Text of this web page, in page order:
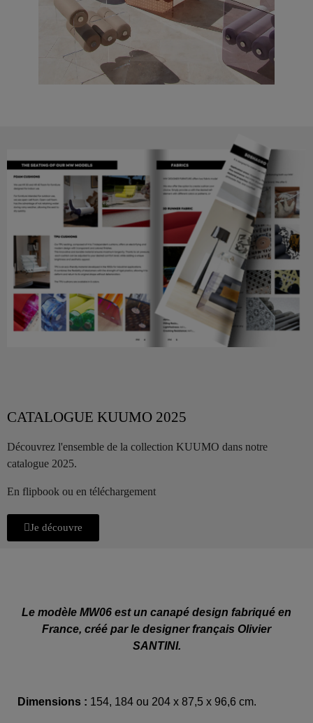
CATALOGUE KUUMO 2025
Découvrez l'ensemble de la collection KUUMO dans notre
catalogue 2025.
En flipbook ou en téléchargement
Je découvre
Le modèle MW06 est un canapé design fabriqué en
France, créé par le designer français Olivier
SANTINI.
Dimensions : 154, 184 ou 204 x 87,5 x 96,6 cm.